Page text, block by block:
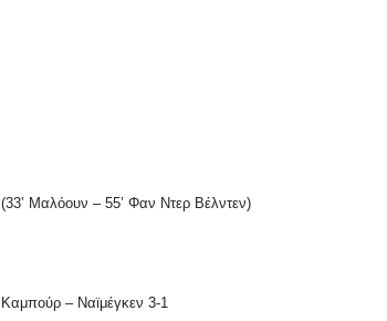
(33’ Μαλόουν – 55’ Φαν Ντερ Βέλντεν)
Καμπούρ – Ναϊμέγκεν 3-1